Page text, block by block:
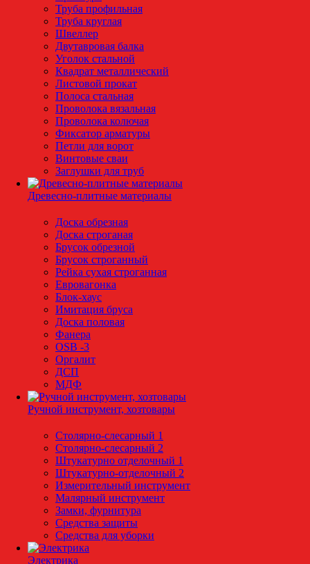
Труба профильная
Труба круглая
Швеллер
Двутавровая балка
Уголок стальной
Квадрат металлический
Листовой прокат
Полоса стальная
Проволока вязальная
Проволока колючая
Фиксатор арматуры
Петли для ворот
Винтовые сваи
Заглушки для труб
Древесно-плитные материалы
Доска обрезная
Доска строганая
Брусок обрезной
Брусок строганный
Рейка сухая строганная
Евровагонка
Блок-хаус
Имитация бруса
Доска половая
Фанера
OSB -3
Оргалит
ДСП
МДФ
Ручной инструмент, хозтовары
Столярно-слесарный 1
Столярно-слесарный 2
Штукатурно отделочный 1
Штукатурно-отделочный 2
Измерительный инструмент
Малярный инструмент
Замки, фурнитура
Средства защиты
Средства для уборки
Электрика